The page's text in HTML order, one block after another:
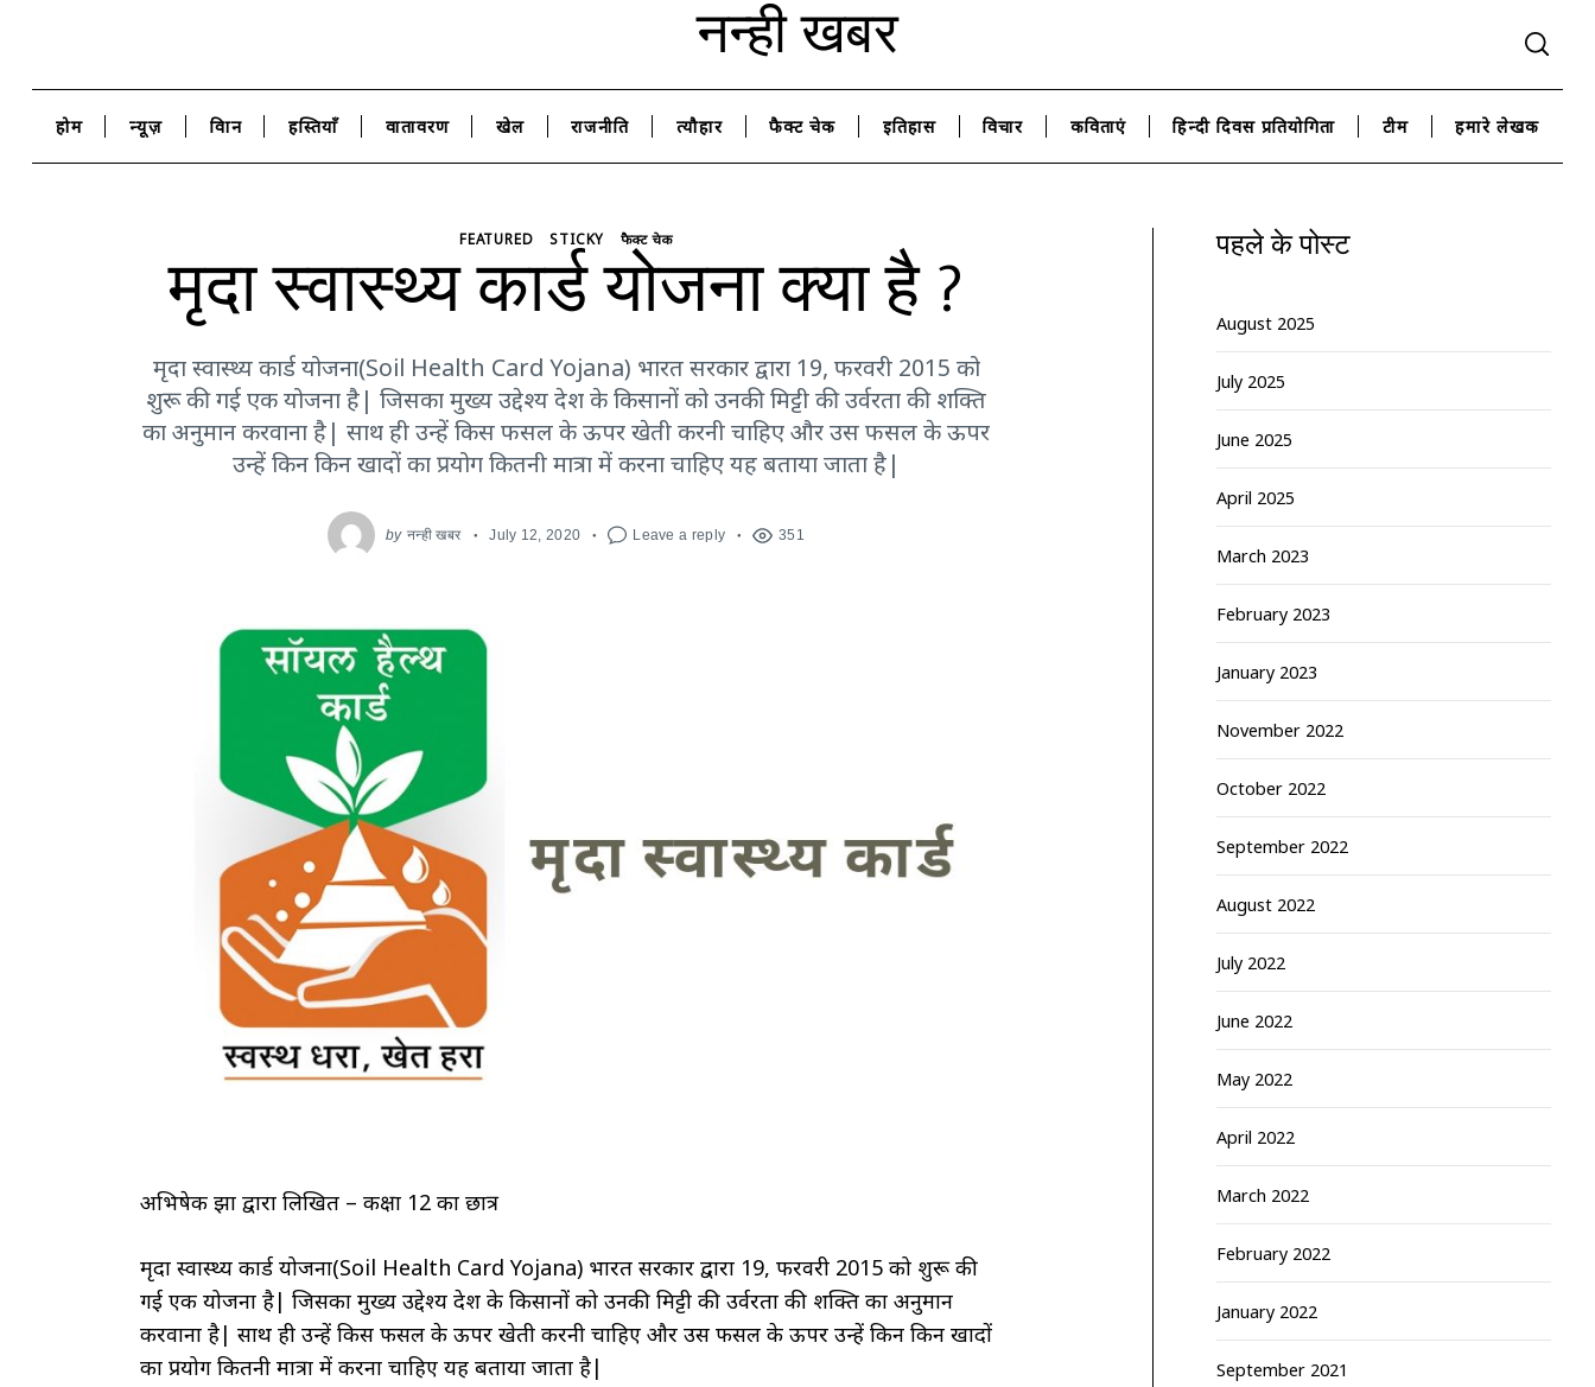
नन्ही खबर
होम न्यूज़ विज्ञान हस्तियाँ वातावरण खेल राजनीति त्यौहार फैक्ट चेक इतिहास विचार कविताएं हिन्दी दिवस प्रतियोगिता टीम हमारे लेखक
FEATURED STICKY फैक्ट चेक
मृदा स्वास्थ्य कार्ड योजना क्या है ?
मृदा स्वास्थ्य कार्ड योजना(Soil Health Card Yojana) भारत सरकार द्वारा 19, फरवरी 2015 को
शुरू की गई एक योजना है| जिसका मुख्य उद्देश्य देश के किसानों को उनकी मिट्टी की उर्वरता की शक्ति
का अनुमान करवाना है| साथ ही उन्हें किस फसल के ऊपर खेती करनी चाहिए और उस फसल के ऊपर
उन्हें किन किन खादों का प्रयोग कितनी मात्रा में करना चाहिए यह बताया जाता है|
by नन्ही खबर July 12, 2020 Leave a reply 351
अभिषेक झा द्वारा लिखित – कक्षा 12 का छात्र
मृदा स्वास्थ्य कार्ड योजना(Soil Health Card Yojana) भारत सरकार द्वारा 19, फरवरी 2015 को शुरू की
गई एक योजना है| जिसका मुख्य उद्देश्य देश के किसानों को उनकी मिट्टी की उर्वरता की शक्ति का अनुमान
करवाना है| साथ ही उन्हें किस फसल के ऊपर खेती करनी चाहिए और उस फसल के ऊपर उन्हें किन किन खादों
का प्रयोग कितनी मात्रा में करना चाहिए यह बताया जाता है|
पहले के पोस्ट
August 2025
July 2025
June 2025
April 2025
March 2023
February 2023
January 2023
November 2022
October 2022
September 2022
August 2022
July 2022
June 2022
May 2022
April 2022
March 2022
February 2022
January 2022
September 2021